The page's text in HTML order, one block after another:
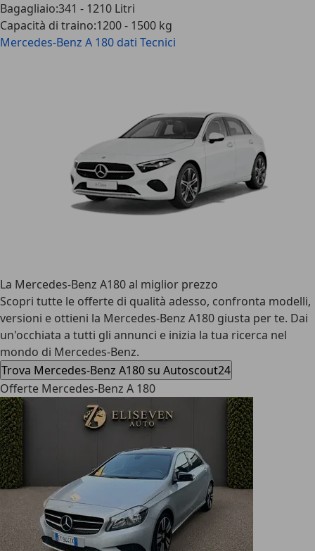
Bagagliaio:341 - 1210 Litri
Capacità di traino:1200 - 1500 kg
Mercedes-Benz A 180 dati Tecnici
La Mercedes-Benz A180 al miglior prezzo
Scopri tutte le offerte di qualità adesso, confronta modelli,
versioni e ottieni la Mercedes-Benz A180 giusta per te. Dai
un'occhiata a tutti gli annunci e inizia la tua ricerca nel
mondo di Mercedes-Benz.
Trova Mercedes-Benz A180 su Autoscout24
Offerte Mercedes-Benz A 180